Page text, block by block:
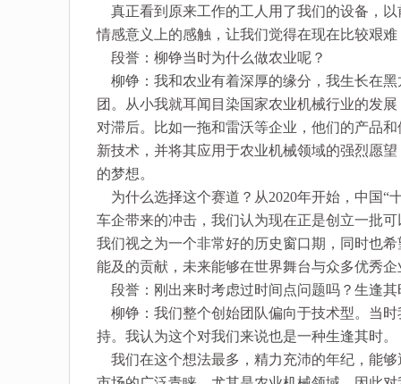
真正看到原来工作的工人用了我们的设备，
情感意义上的感触，让我们觉得在现在比较艰
段誉：柳铮当时为什么做农业呢？
柳铮：我和农业有着深厚的缘分，我生长在
团。从小我就耳闻目染国家农业机械行业的发
对滞后。比如一拖和雷沃等企业，他们的产品
新技术，并将其应用于农业机械领域的强烈愿
的梦想。
为什么选择这个赛道？从2020年开始，中国“
车企带来的冲击，我们认为现在正是创立一批
我们视之为一个非常好的历史窗口期，同时也
能及的贡献，未来能够在世界舞台与众多优秀
段誉：刚出来时考虑过时间点问题吗？生逢
柳铮：我们整个创始团队偏向于技术型。当
持。我认为这个对我们来说也是一种生逢其时。
我们在这个想法最多，精力充沛的年纪，能